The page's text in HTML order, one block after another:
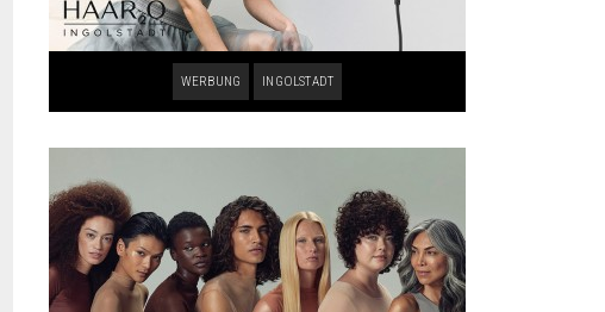
WERBUNG INGOLSTADT